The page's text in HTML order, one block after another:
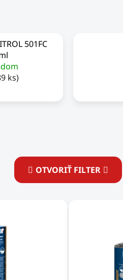
501FC
ks)
OTVORIŤ FILTER